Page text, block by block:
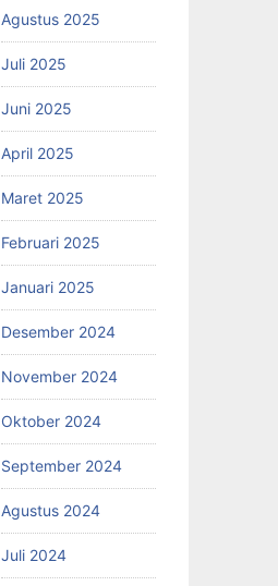
Agustus 2025
Juli 2025
Juni 2025
April 2025
Maret 2025
Februari 2025
Januari 2025
Desember 2024
November 2024
Oktober 2024
September 2024
Agustus 2024
Juli 2024